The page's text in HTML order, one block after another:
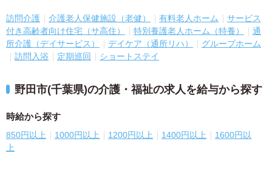
訪問介護 介護老人保健施設（老健） 有料老人ホーム
サービス
付き高齢者向け住宅（サ高住）
特別養護老人ホーム（特養）
通
所介護（デイサービス）
デイケア（通所リハ）
グループホーム
訪問入浴
定期巡回 ショートステイ
野田市(千葉県)の介護・福祉の求人を給与から探す
時給から探す
850円以上 1000円以上 1200円以上 1400円以上
1600円以
上